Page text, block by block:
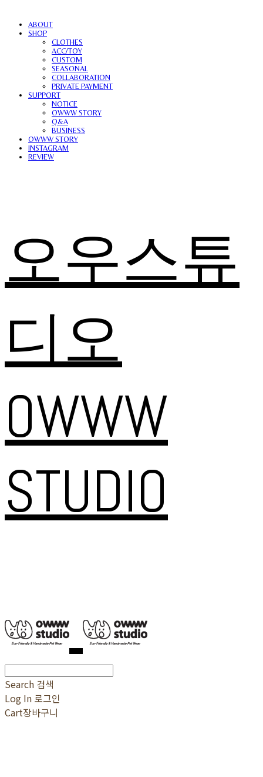
ABOUT
SHOP
CLOTHES
ACC/TOY
CUSTOM
SEASONAL
COLLABORATION
PRIVATE PAYMENT
SUPPORT
NOTICE
OWWW STORY
Q&A
BUSINESS
OWWW STORY
INSTAGRAM
REVIEW
오우스튜
디오
OWWW
STUDIO
Search 검색
Log In 로그인
Cart장바구니